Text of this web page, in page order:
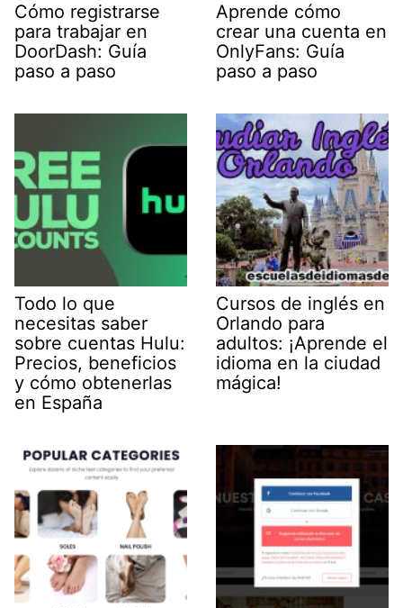
Cómo registrarse
para trabajar en
DoorDash: Guía
paso a paso
Aprende cómo
crear una cuenta en
OnlyFans: Guía
paso a paso
Todo lo que
necesitas saber
sobre cuentas Hulu:
Precios, beneficios
y cómo obtenerlas
en España
Cursos de inglés en
Orlando para
adultos: ¡Aprende el
idioma en la ciudad
mágica!